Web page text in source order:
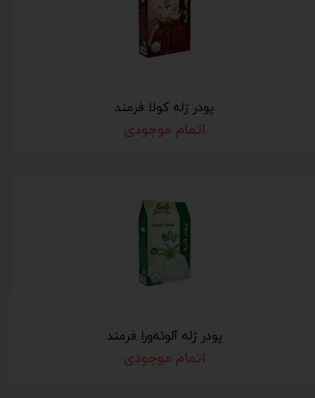
پودر ژله کولا فرمند
اتمام موجودی
پودر ژله آلوئه‌ورا فرمند
اتمام موجودی